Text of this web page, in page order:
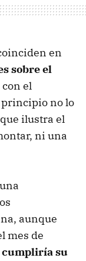
en
sobre el
el
principio no lo
ilustra el
ni una
aunque
mes de
cumpliría su